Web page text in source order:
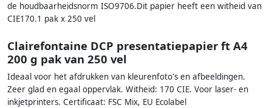
de houdbaarheidsnorm ISO9706.Dit papier heeft een witheid van
CIE170.1 pak x 250 vel
Clairefontaine DCP presentatiepapier ft A4
200 g pak van 250 vel
Ideaal voor het afdrukken van kleurenfoto's en afbeeldingen.
Zeer glad en egaal oppervlak. Witheid: 170 CIE. Voor laser- en
inkjetprinters. Certificaat: FSC Mix, EU Ecolabel